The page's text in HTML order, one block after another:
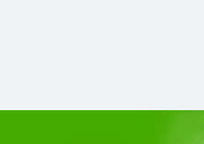
Start